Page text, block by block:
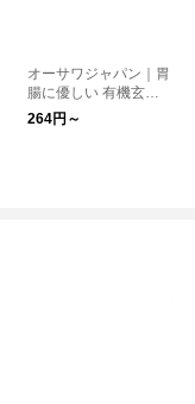
オーサワジャパン｜胃
腸に優しい 有機玄米
粥 シリーズ kurashis
264円～